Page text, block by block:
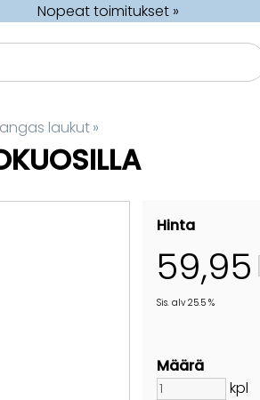
Nopeat toimitukset »
laukut‪»
Hinta
59,95
Sis. alv 25.5 %
Määrä
kpl